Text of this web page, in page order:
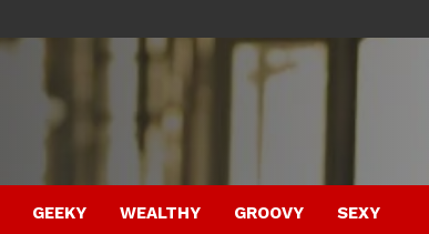
GEEKY WEALTHY GROOVY SEXY